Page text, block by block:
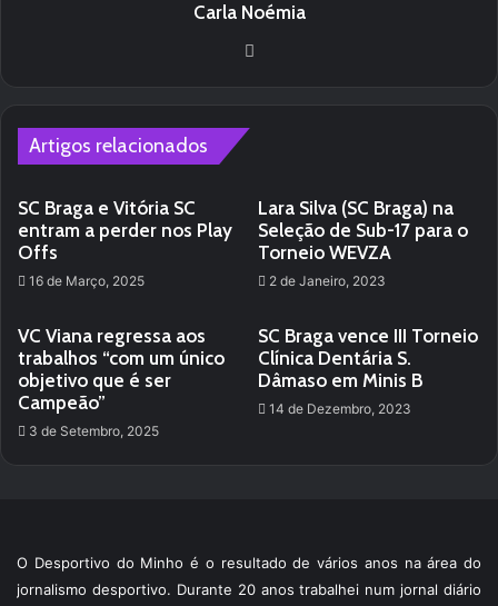
Carla Noémia
Artigos relacionados
SC Braga e Vitória SC
entram a perder nos Play
Offs
16 de Março, 2025
Lara Silva (SC Braga) na
Seleção de Sub-17 para o
Torneio WEVZA
2 de Janeiro, 2023
VC Viana regressa aos
trabalhos “com um único
objetivo que é ser
Campeão”
3 de Setembro, 2025
SC Braga vence III Torneio
Clínica Dentária S.
Dâmaso em Minis B
14 de Dezembro, 2023
O Desportivo do Minho é o resultado de vários anos na área do
jornalismo desportivo. Durante 20 anos trabalhei num jornal diário